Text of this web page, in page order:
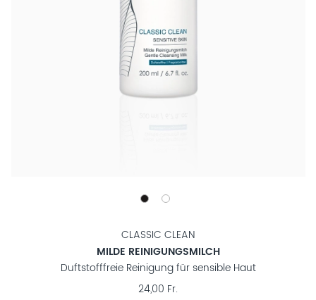
CLASSIC CLEAN
MILDE REINIGUNGSMILCH
Duftstofffreie Reinigung für sensible Haut
24,00 Fr.